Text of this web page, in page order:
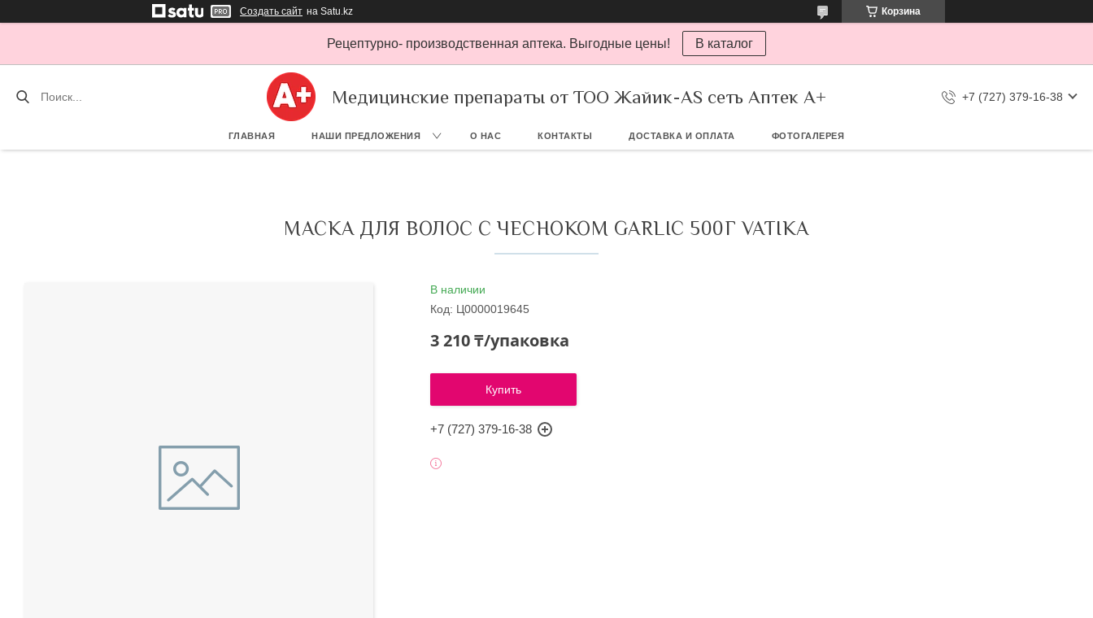
Создать сайт на Satu.kz Корзина
Рецептурно- производственная аптека. Выгодные цены! В каталог
Медицинские препараты от ТОО Жайик-AS сеть Аптек А+ +7 (727) 379-16-38
ГЛАВНАЯ НАШИ ПРЕДЛОЖЕНИЯ О НАС КОНТАКТЫ ДОСТАВКА И ОПЛАТА ФОТОГАЛЕРЕЯ
МАСКА ДЛЯ ВОЛОС С ЧЕСНОКОМ GARLIC 500Г VATIKA
В наличии
Код: Ц0000019645
3 210 ₸/упаковка
Купить
+7 (727) 379-16-38